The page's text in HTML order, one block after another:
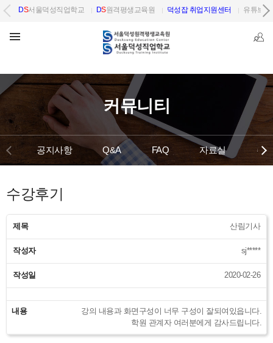
DS서울덕성직업학교 DS원격평생교육원 덕성잡 취업지원센터 유튜브
커뮤니티
공지사항 Q&A FAQ 자료실 수
수강후기
제목 산림기사
작성자 sj*****
작성일 2020-02-26
내용
강의 내용과 화면구성이 너무 구성이 잘되여있읍니다.
학원 관계자 여러분에게 감사드립니다.